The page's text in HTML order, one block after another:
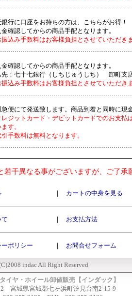
行に口座をお持ちの方は、こちらがお得！
金確認してからの商品手配となります。
込み手数料はお客様負担とさせていただきま
金確認してからの商品手配となります。
先：七十七銀行（しちじゅうしち） 卸町支
込み手数料はお客様負担とさせていただきま
便にて発送致します。商品到着と同時に現
ジットカード・デビットカードでのお支払
す。
手数料は無料となります。
干異なる事がございますが、ご了承
｜ カートの中身を見る
｜ お支払方法
ポリシー ｜ お問合せフォーム
indac All Right Reserved
イヤ・ホイール卸値販売【インダック】
宮城県宮城郡七ヶ浜町汐見台南2-15-9